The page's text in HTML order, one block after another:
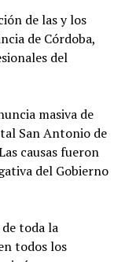
de las y los
de Córdoba,
del
masiva de
San Antonio de
causas fueron
del Gobierno
toda la
todos los